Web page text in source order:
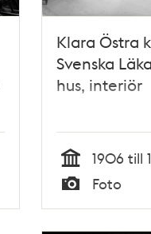
Klara Östra
Svenska
hus, interiör
Tid
1906 till
Typ
Foto